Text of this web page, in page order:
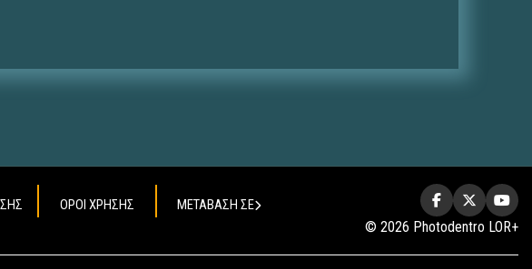
ΟΡΟΙ ΧΡΗΣΗΣ ΜΕΤΑΒΑΣΗ ΣΕ
© 2026 Photodentro LOR+